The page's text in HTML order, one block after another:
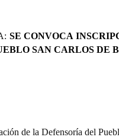
SE CONVOCA
SAN CARLOS
de la Defensoría del